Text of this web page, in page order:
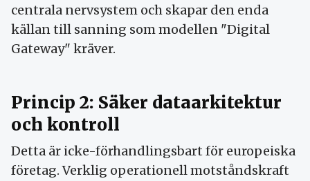
centrala nervsystem och skapar den enda
källan till sanning som modellen "Digital
Gateway" kräver.
Princip 2: Säker dataarkitektur
och kontroll
Detta är icke-förhandlingsbart för europeiska
företag. Verklig operationell motståndskraft